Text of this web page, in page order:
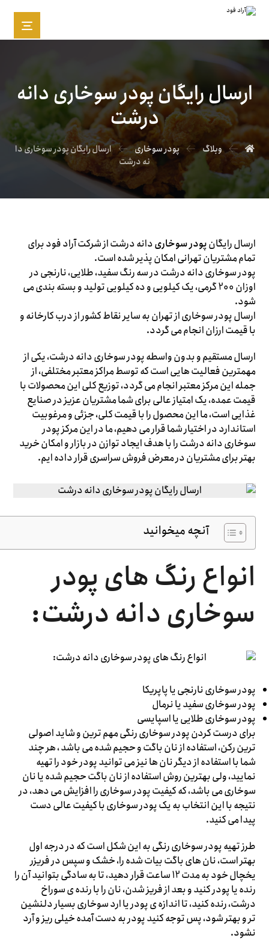
ارسال رایگان پودر سوخاری دانه
درشت
وبلاگ پودر سوخاری
ارسال رایگان پودر سوخاری دا
نه درشت
ارسال رایگانپودر سوخاریدانه درشت از شرکت آراد فود برای
تمام مشتریان تهرانی امکان پذیر شده است.
پودر سوخاری دانه درشت در سه رنگ سفید، طلایی، نارنجی در
اوزان 200 گرمی، یک کیلویی و ده کیلویی تولید و بسته بندی می
شود.
ارسال پودر سوخاری از تهران به سایر نقاط کشور از درب کارخانه و
با قیمت ارزان انجام می گردد.
ارسال مستقیم و بدون واسطه پودر سوخاری دانه درشت، یکی از
مهمترین فعالیت هایی است که توسط مراکز معتبر مختلفی، از
جمله این مرکز معتبر انجام می گردد، توزیع کلی این محصولات با
قیمت عمده، یک امتیاز عالی برای شما مشتریان عزیز در صنایع
غذایی است، ما این محصول را با قیمت کلی، جزئی و مرغوبیت
استاندارد در اختیار شما قرار می دهیم، ما در این مرکز پودر
سوخاری دانه درشت را با هدف ایجاد توازن در بازار و امکان خرید
بهتر برای مشتریان در معرض فروش سراسری قرار داده ایم.
آنچه میخوانید
انواع رنگ های پودر
سوخاری دانه درشت:
پودر سوخاری نارنجی یا پاپریکا
پودر سوخاری سفید یا نرمال
پودر سوخاری طلایی یا اسپایسی
برای درست کردن پودر سوخاری رنگی مهم ترین و شاید اصولی
ترین رکن، استفاده از نان باگت و حجیم شده می باشد ، هر چند
شما با استفاده از دیگر نان ها نیز می توانید پودر خود را تهیه
نمایید، ولی بهترین روش استفاده از نان باگت حجیم شده یا نان
سوخاری می باشد، که کیفیت پودر سوخاری را افزایش می‌ دهد، در
نتیجه با این انتخاب به یک پودر سوخاری با کیفیت عالی دست
پیدا می کنید.
طرز تهیه پودر سوخاری رنگی به این شکل است که در درجه اول
بهتر است، نان های باگت بیات شده را، خشک و سپس در فریزر
یخچال خود به مدت 12 ساعت قرار دهید، تا به سادگی بتوانید آن را
رنده یا پودر کنید و بعد از فریز شدن، نان را با رنده ی سوراخ
درشت، رنده کنید، تا اندازه ی پودر یا ارد سوخاری بسیار دلنشین
تر و بهتر شود، پس توجه کنید پودر به دست آمده خیلی ریز و آرد
نشود.